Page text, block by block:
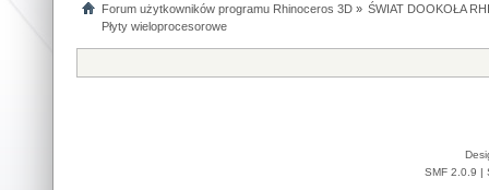
Forum użytkowników programu Rhinoceros 3D» ŚWIAT DOOKOŁA
Płyty wieloprocesorowe
SMF 2.0.9 |